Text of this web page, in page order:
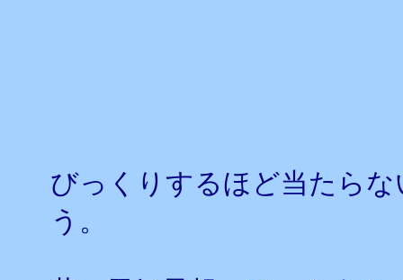
びっくりするほど当たら
う。